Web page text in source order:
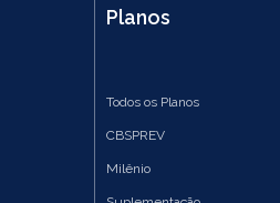
Planos
Todos os Planos
CBSPREV
Milênio